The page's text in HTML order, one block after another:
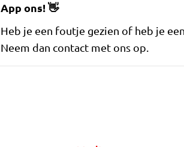
App ons!👋
Heb je een foutje gezien of heb je
Neem dan contact met ons op.